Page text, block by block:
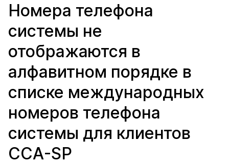
Номера телефона
системы не
отображаются в
алфавитном порядке в
списке международных
номеров телефона
системы для клиентов
CCA-SP